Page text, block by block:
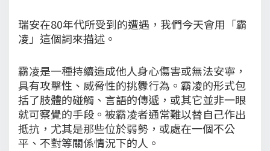
瑞安在80年代所受到的遭遇，我們今天會用「霸
凌」這個詞來描述。
霸凌是一種持續造成他人身心傷害或無法安寧，
具有攻擊性、威脅性的挑釁行為。霸凌的形式包
括了肢體的碰觸、言語的傳遞，或其它並非一眼
就可察覺的手段。被霸凌者通常難以替自己作出
抵抗，尤其是那些位於弱勢，或處在一個不公
平、不對等關係情況下的人。